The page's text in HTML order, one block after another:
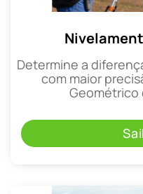
Determine a
com maior
Geométrico